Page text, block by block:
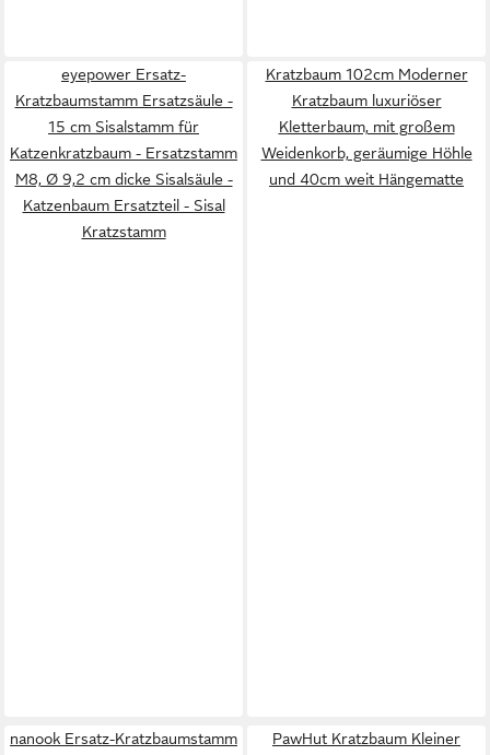
eyepower Ersatz-
Kratzbaumstamm Ersatzsäule -
15 cm Sisalstamm für
Katzenkratzbaum - Ersatzstamm
M8, Ø 9,2 cm dicke Sisalsäule -
Katzenbaum Ersatzteil - Sisal
Kratzstamm
Kratzbaum 102cm Moderner
Kratzbaum luxuriöser
Kletterbaum, mit großem
Weidenkorb, geräumige Höhle
und 40cm weit Hängematte
nanook Ersatz-Kratzbaumstamm
PawHut Kratzbaum Kleiner